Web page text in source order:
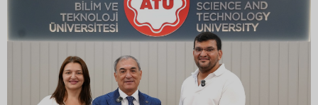
Feke’de mahalle çalışmaları sahada
değerlendirildi
AK Parti Adana İl Başkanı Mustafa Özkan:
"Türkiye Yüzyılına güçlü teşkilatımızla yürüyoruz"